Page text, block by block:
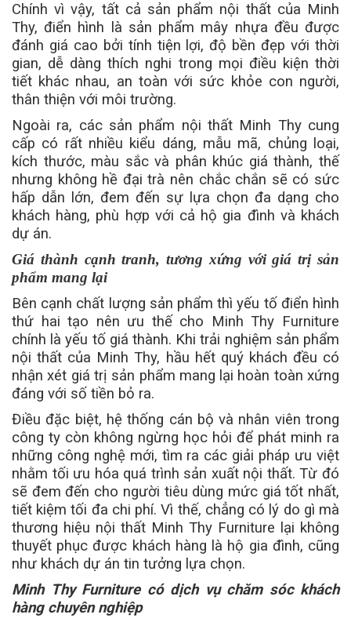
Chính vì vậy, tất cả sản phẩm nội thất của Minh
Thy, điển hình là sản phẩm mây nhựa đều được
đánh giá cao bởi tính tiện lợi, độ bền đẹp với thời
gian, dễ dàng thích nghi trong mọi điều kiện thời
tiết khác nhau, an toàn với sức khỏe con người,
thân thiện với môi trường.
Ngoài ra, các sản phẩm nội thất Minh Thy cung
cấp có rất nhiều kiểu dáng, mẫu mã, chủng loại,
kích thước, màu sắc và phân khúc giá thành, thế
nhưng không hề đại trà nên chắc chắn sẽ có sức
hấp dẫn lớn, đem đến sự lựa chọn đa dạng cho
khách hàng, phù hợp với cả hộ gia đình và khách
dự án.
Giá thành cạnh tranh, tương xứng với giá trị sản
phẩm mang lại
Bên cạnh chất lượng sản phẩm thì yếu tố điển hình
thứ hai tạo nên ưu thế cho Minh Thy Furniture
chính là yếu tố giá thành. Khi trải nghiệm sản phẩm
nội thất của Minh Thy, hầu hết quý khách đều có
nhận xét giá trị sản phẩm mang lại hoàn toàn xứng
đáng với số tiền bỏ ra.
Điều đặc biệt, hệ thống cán bộ và nhân viên trong
công ty còn không ngừng học hỏi để phát minh ra
những công nghệ mới, tìm ra các giải pháp ưu việt
nhằm tối ưu hóa quá trình sản xuất nội thất. Từ đó
sẽ đem đến cho người tiêu dùng mức giá tốt nhất,
tiết kiệm tối đa chi phí. Vì thế, chẳng có lý do gì mà
thương hiệu nội thất Minh Thy Furniture lại không
thuyết phục được khách hàng là hộ gia đình, cũng
như khách dự án tin tưởng lựa chọn.
Minh Thy Furniture có dịch vụ chăm sóc khách
hàng chuyên nghiệp